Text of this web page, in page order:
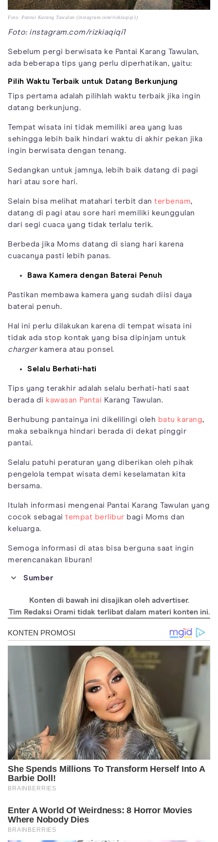
Foto: Pantai Karang Tawulan (instagram.com/rizkiaqiqi1)
Foto: instagram.com/rizkiaqiqi1
Sebelum pergi berwisata ke Pantai Karang Tawulan,
ada beberapa tips yang perlu diperhatikan, yaitu:
Pilih Waktu Terbaik untuk Datang Berkunjung
Tips pertama adalah pilihlah waktu terbaik jika ingin
datang berkunjung.
Tempat wisata ini tidak memiliki area yang luas
sehingga lebih baik hindari waktu di akhir pekan jika
ingin berwisata dengan tenang.
Sedangkan untuk jamnya, lebih baik datang di pagi
hari atau sore hari.
Selain bisa melihat matahari terbit dan terbenam,
datang di pagi atau sore hari memiliki keunggulan
dari segi cuaca yang tidak terlalu terik.
Berbeda jika Moms datang di siang hari karena
cuacanya pasti lebih panas.
Bawa Kamera dengan Baterai Penuh
Pastikan membawa kamera yang sudah diisi daya
baterai penuh.
Hal ini perlu dilakukan karena di tempat wisata ini
tidak ada stop kontak yang bisa dipinjam untuk
chargerkamera atau ponsel.
Selalu Berhati-hati
Tips yang terakhir adalah selalu berhati-hati saat
berada di kawasan Pantai Karang Tawulan.
Berhubung pantainya ini dikelilingi oleh batu karang,
maka sebaiknya hindari berada di dekat pinggir
pantai.
Selalu patuhi peraturan yang diberikan oleh pihak
pengelola tempat wisata demi keselamatan kita
bersama.
Itulah informasi mengenai Pantai Karang Tawulan yang
cocok sebagai tempat berlibur bagi Moms dan
keluarga.
Semoga informasi di atas bisa berguna saat ingin
merencanakan liburan!
Sumber
https://travelspromo.com/htm-wisata/pantai-
karang-tawulan-tasikmalaya/
https://lifestyle.kontan.co.id/news/pantai-
karang-tawulan-rekomendasi-tujuan-wisata-
bahari-di-tasikmalaya
https://www.ayobandung.com/wisata/pr-
79728201/pantai-karang-tawulan-pesisir-indah-
di-tasik-yang-mempesona
https://jejakpiknik.com/pantai-karang-tawulan/
https://www.tempatwisata.pro/wisata/Pantai-
Karang-Tawulan
https://www.nativeindonesia.com/pantai-
karang-tawulan-tempat-wisata-di-tasikmalaya/
Konten di bawah ini disajikan oleh advertiser.
Tim Redaksi Orami tidak terlibat dalam materi konten ini.